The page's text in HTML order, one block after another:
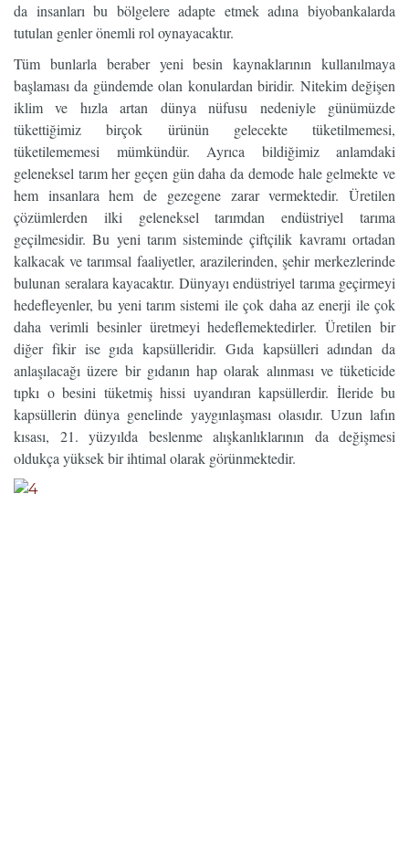
da insanları bu bölgelere adapte etmek adına biyobankalarda
tutulan genler önemli rol oynayacaktır.
Tüm bunlarla beraber yeni besin kaynaklarının kullanılmaya
başlaması da gündemde olan konulardan biridir. Nitekim değişen
iklim ve hızla artan dünya nüfusu nedeniyle günümüzde
tükettiğimiz birçok ürünün gelecekte tüketilmemesi,
tüketilememesi mümkündür. Ayrıca bildiğimiz anlamdaki
geleneksel tarım her geçen gün daha da demode hale gelmekte ve
hem insanlara hem de gezegene zarar vermektedir. Üretilen
çözümlerden ilki geleneksel tarımdan endüstriyel tarıma
geçilmesidir. Bu yeni tarım sisteminde çiftçilik kavramı ortadan
kalkacak ve tarımsal faaliyetler, arazilerinden, şehir merkezlerinde
bulunan seralara kayacaktır. Dünyayı endüstriyel tarıma geçirmeyi
hedefleyenler, bu yeni tarım sistemi ile çok daha az enerji ile çok
daha verimli besinler üretmeyi hedeflemektedirler. Üretilen bir
diğer fikir ise gıda kapsülleridir. Gıda kapsülleri adından da
anlaşılacağı üzere bir gıdanın hap olarak alınması ve tüketicide
tıpkı o besini tüketmiş hissi uyandıran kapsüllerdir. İleride bu
kapsüllerin dünya genelinde yaygınlaşması olasıdır. Uzun lafın
kısası, 21. yüzyılda beslenme alışkanlıklarının da değişmesi
oldukça yüksek bir ihtimal olarak görünmektedir.